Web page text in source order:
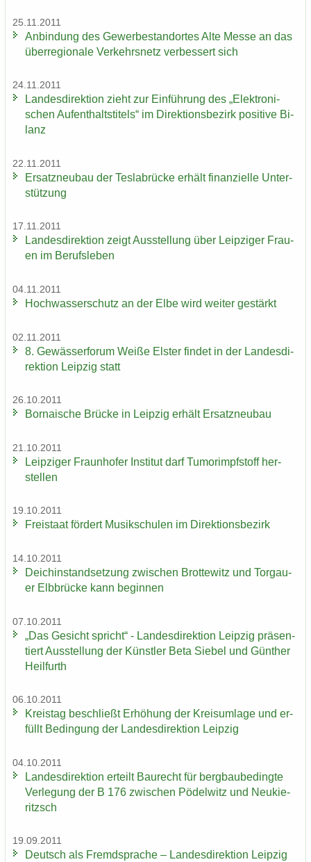
25.11.2011
An­bin­dung des Ge­wer­be­stand­or­tes Alte Messe an das
über­re­gio­na­le Ver­kehrs­netz ver­bes­sert sich
24.11.2011
Lan­des­di­rek­ti­on zieht zur Ein­füh­rung des „Elek­tro­ni­
schen Auf­ent­halts­ti­tels“ im Di­rek­ti­ons­be­zirk po­si­ti­ve Bi­
lanz
22.11.2011
Er­satz­neu­bau der Tes­la­b­rü­cke er­hält fi­nan­zi­el­le Un­ter­
stüt­zung
17.11.2011
Lan­des­di­rek­ti­on zeigt Aus­stel­lung über Leip­zi­ger Frau­
en im Be­rufs­le­ben
04.11.2011
Hoch­was­ser­schutz an der Elbe wird wei­ter ge­stärkt
02.11.2011
8. Ge­wäs­ser­fo­rum Weiße Els­ter fin­det in der Lan­des­di­
rek­ti­on Leip­zig statt
26.10.2011
Bor­na­i­sche Brü­cke in Leip­zig er­hält Er­satz­neu­bau
21.10.2011
Leip­zi­ger Fraun­ho­fer In­sti­tut darf Tu­mor­impf­stoff her­
stel­len
19.10.2011
Frei­staat för­dert Mu­sik­schu­len im Di­rek­ti­ons­be­zirk
14.10.2011
Deich­in­stand­set­zung zwi­schen Brot­te­witz und Tor­gau­
er Elb­brü­cke kann be­gin­nen
07.10.2011
„Das Ge­sicht spricht“ - Lan­des­di­rek­ti­on Leip­zig prä­sen­
tiert Aus­stel­lung der Künst­ler Beta Sie­bel und Gün­ther
Heil­furth
06.10.2011
Kreis­tag be­schließt Er­hö­hung der Kreis­um­la­ge und er­
füllt Be­din­gung der Lan­des­di­rek­ti­on Leip­zig
04.10.2011
Lan­des­di­rek­ti­on er­teilt Bau­recht für berg­bau­be­ding­te
Ver­le­gung der B 176 zwi­schen Pö­del­witz und Neu­kie­
ritzsch
19.09.2011
Deutsch als Fremd­spra­che – Lan­des­di­rek­ti­on Leip­zig